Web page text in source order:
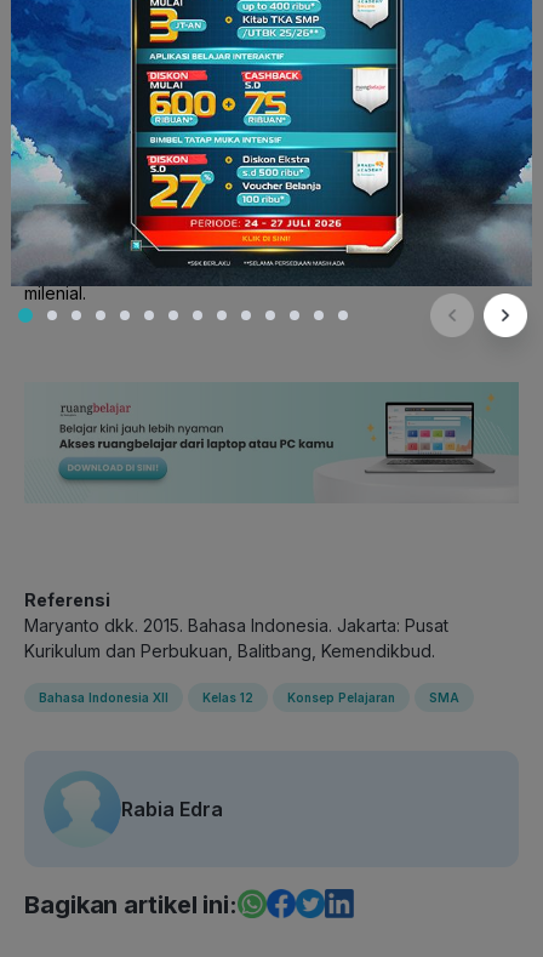
Nah, sekarang pasti RG Squad sudah pahamkancara menulis
teks cerita sejarah? Kamu tentunya juga bisa bertanya-tanya
dengan tutor yang sudah berpengalaman, caranya tinggal
gabung di
ruangbelajar
dan temukan cara belajar versi
milenial.
Referensi
Maryanto dkk. 2015. Bahasa Indonesia. Jakarta: Pusat
Kurikulum dan Perbukuan, Balitbang, Kemendikbud.
Bahasa Indonesia XII Kelas 12 Konsep Pelajaran SMA
Rabia Edra
Bagikan artikel ini: